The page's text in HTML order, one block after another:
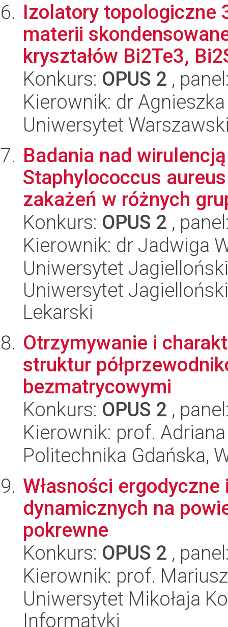
Izolatory topologiczne
materii
kryształów Bi2Te3,
Konkurs: OPUS 2 ,
Kierownik: dr Agnieszka
Uniwersytet
Badania nad
Staphylococcus
zakażeń w różnych
Konkurs: OPUS 2 ,
Kierownik: dr Jadwiga
Uniwersytet
Uniwersytet
Lekarski
Otrzymywanie i
struktur
bezmatrycowymi
Konkurs: OPUS 2 ,
Kierownik: prof.
Politechnika Gdańska,
Własności
dynamicznych na
pokrewne
Konkurs: OPUS 2 ,
Kierownik: prof.
Uniwersytet Mikołaja
Informatyki